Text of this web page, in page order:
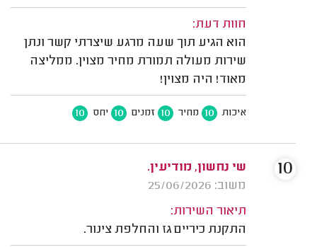
חוות דעת:
הוא הגיע תוך שעה מרגע שיצרתי קשר ונתן
שירות מעולה תמורת מחיר מצוין. ממליצה
מאוד! היה מצוין!
איכות 10 מחיר 10 זמנים 10 יחס 10
שי נחשון, מודיעין.
משוב: 25/06/2026
תיאור השירות:
התקנת כיריים גז והחלפת צינור.
10